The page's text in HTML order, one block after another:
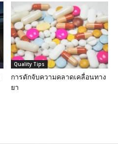
Quality Tips
การดักจับความคลาดเคลื่อนทาง
ยา